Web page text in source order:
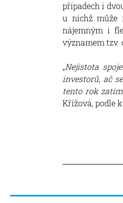
případech i
u nichž může
nájemným i
významem tzv.
„Nejistota
investorů, ač
tento rok
Křížová, podle